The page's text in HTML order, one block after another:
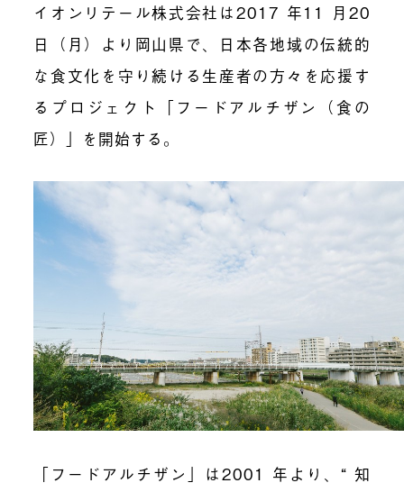
イオンリテール株式会社は2017 年11 月 20
日（月）より岡山県で、日本各地域の伝統的
な食文化を守り続ける生産者の方々を応援す
るプロジェクト「フードアルチザン（食の
匠）」を開始する。
「フードアルチザン」は2001 年より、“ 知